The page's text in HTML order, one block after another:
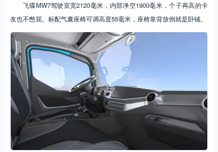
飞碟MW7驾驶室宽2120毫米，内部净空1900毫米，个子再高的卡
友也不憋屈。标配气囊座椅可调高度55毫米，座椅靠背放倒就是卧铺。